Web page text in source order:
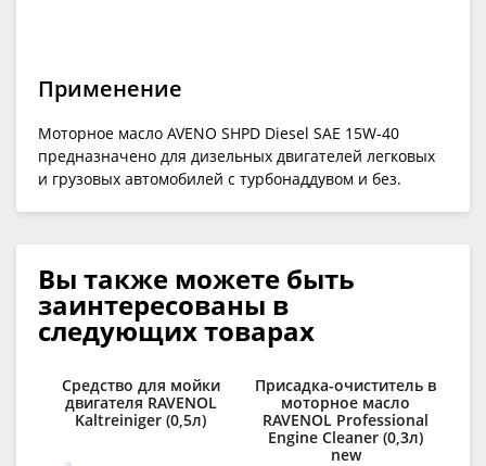
Применение
Моторное масло AVENO SHPD Diesel SAE 15W-40
предназначено для дизельных двигателей легковых
и грузовых автомобилей с турбонаддувом и без.
Вы также можете быть
заинтересованы в
следующих товарах
Средство для мойки
двигателя RAVENOL
Kaltreiniger (0,5л)
Присадка-очиститель в
моторное масло
RAVENOL Professional
Engine Cleaner (0,3л)
new